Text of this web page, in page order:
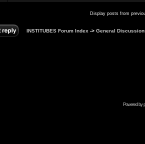
Display posts from
INSTITUBES Forum Index -> General
Powered by